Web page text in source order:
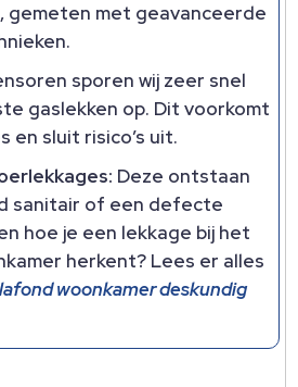
gemeten met geavanceerde
sporen wij zeer snel
gaslekken op. Dit voorkomt
en sluit risico’s uit.
Deze ontstaan
sanitair of een defecte
hoe je een lekkage bij het
herkent? Lees er alles
woonkamer deskundig